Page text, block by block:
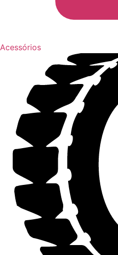
Acessórios